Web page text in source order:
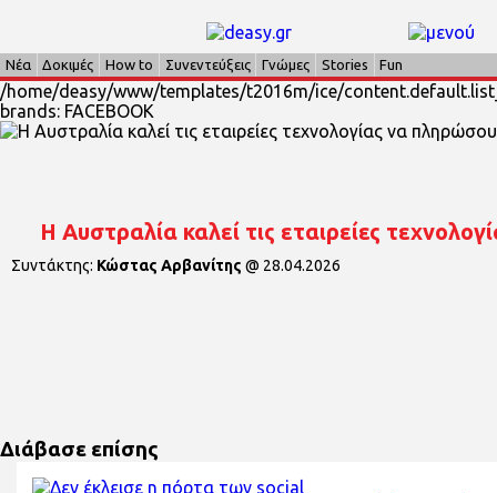
Νέα Δοκιμές How to Συνεντεύξεις Γνώμες Stories Fun
/home/deasy/www/templates/t2016m/ice/
brands: FACEBOOK
Η Αυστραλία καλεί τις εταιρείες
Συντάκτης: Κώστας Αρβανίτης @ 28.04.2026
Διάβασε επίσης